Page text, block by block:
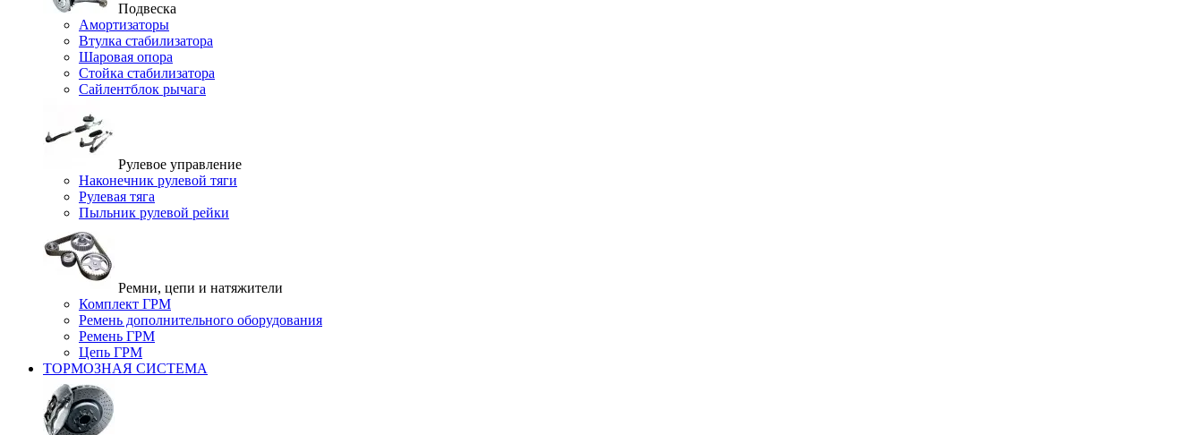
Подвеска
Амортизаторы
Втулка стабилизатора
Шаровая опора
Стойка стабилизатора
Сайлентблок рычага
Рулевое управление
Наконечник рулевой тяги
Рулевая тяга
Пыльник рулевой рейки
Ремни, цепи и натяжители
Комплект ГРМ
Ремень дополнительного оборудования
Ремень ГРМ
Цепь ГРМ
ТОРМОЗНАЯ СИСТЕМА